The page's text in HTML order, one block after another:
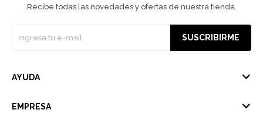
Recibe todas las novedades y ofertas de nuestra tienda.
SUSCRIBIRME
AYUDA
EMPRESA